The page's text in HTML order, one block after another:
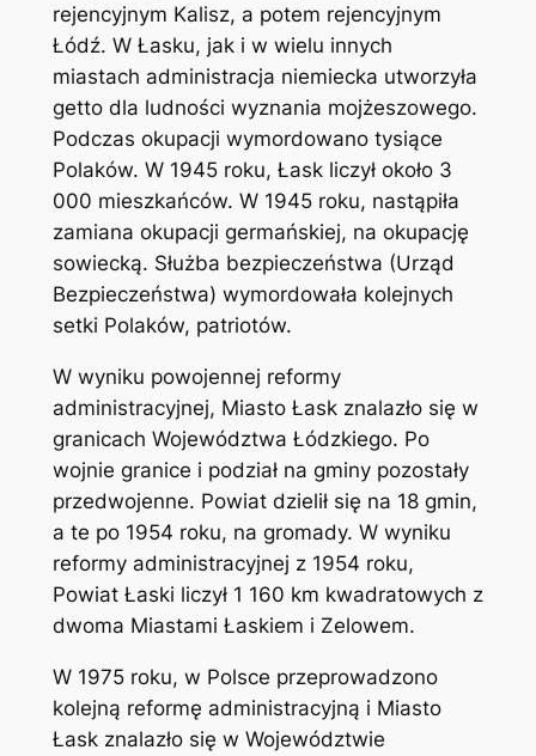
rejencyjnym Kalisz, a potem rejencyjnym
Łódź. W Łasku, jak i w wielu innych
miastach administracja niemiecka utworzyła
getto dla ludności wyznania mojżeszowego.
Podczas okupacji wymordowano tysiące
Polaków. W 1945 roku, Łask liczył około 3
000 mieszkańców. W 1945 roku, nastąpiła
zamiana okupacji germańskiej, na okupację
sowiecką. Służba bezpieczeństwa (Urząd
Bezpieczeństwa) wymordowała kolejnych
setki Polaków, patriotów.
W wyniku powojennej reformy
administracyjnej, Miasto Łask znalazło się w
granicach Województwa Łódzkiego. Po
wojnie granice i podział na gminy pozostały
przedwojenne. Powiat dzielił się na 18 gmin,
a te po 1954 roku, na gromady. W wyniku
reformy administracyjnej z 1954 roku,
Powiat Łaski liczył 1 160 km kwadratowych z
dwoma Miastami Łaskiem i Zelowem.
W 1975 roku, w Polsce przeprowadzono
kolejną reformę administracyjną i Miasto
Łask znalazło się w Województwie